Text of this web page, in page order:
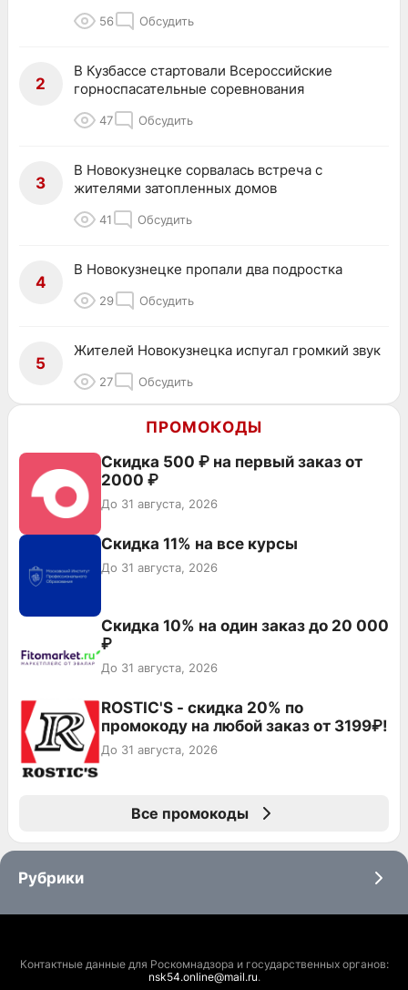
56 Обсудить
2
В Кузбассе стартовали Всероссийские
горноспасательные соревнования
47 Обсудить
3
В Новокузнецке сорвалась встреча с
жителями затопленных домов
41 Обсудить
4
В Новокузнецке пропали два подростка
29 Обсудить
5
Жителей Новокузнецка испугал громкий звук
27 Обсудить
ПРОМОКОДЫ
Скидка 500 ₽ на первый заказ от
2000 ₽
До 31 августа, 2026
Скидка 11% на все курсы
До 31 августа, 2026
Скидка 10% на один заказ до 20 000
₽
До 31 августа, 2026
ROSTIC'S - скидка 20% по
промокоду на любой заказ от 3199₽!
До 31 августа, 2026
Все промокоды
Рубрики
Контактные данные для Роскомнадзора и государственных органов:
nsk54.online@mail.ru.